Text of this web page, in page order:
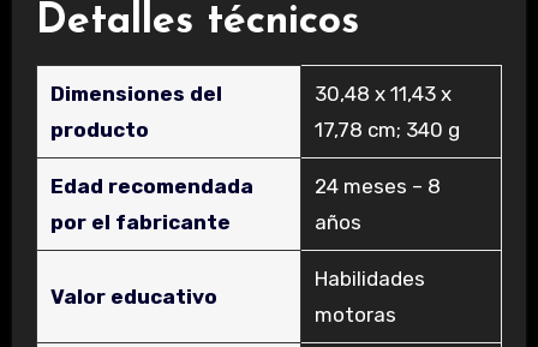
Detalles técnicos
Dimensiones del
producto
‎30,48 x 11,43 x
17,78 cm; 340 g
Edad recomendada
por el fabricante
‎24 meses – 8
años
Valor educativo
‎Habilidades
motoras